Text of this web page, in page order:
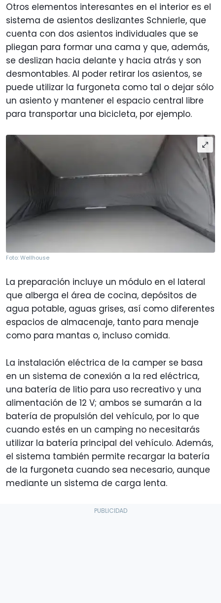
Otros elementos interesantes en el interior es el
sistema de asientos deslizantes Schnierle, que
cuenta con dos asientos individuales que se
pliegan para formar una cama y que, además,
se deslizan hacia delante y hacia atrás y son
desmontables. Al poder retirar los asientos, se
puede utilizar la furgoneta como tal o dejar sólo
un asiento y mantener el espacio central libre
para transportar una bicicleta, por ejemplo.
Foto: Wellhouse
La preparación incluye un módulo en el lateral
que alberga el área de cocina, depósitos de
agua potable, aguas grises, así como diferentes
espacios de almacenaje, tanto para menaje
como para mantas o, incluso comida.
La instalación eléctrica de la camper se basa
en un sistema de conexión a la red eléctrica,
una batería de litio para uso recreativo y una
alimentación de 12 V; ambos se sumarán a la
batería de propulsión del vehículo, por lo que
cuando estés en un camping no necesitarás
utilizar la batería principal del vehículo. Además,
el sistema también permite recargar la batería
de la furgoneta cuando sea necesario, aunque
mediante un sistema de carga lenta.